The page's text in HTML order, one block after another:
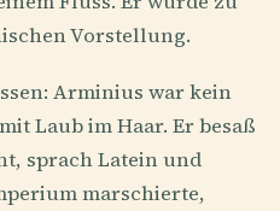
Vorstellung.
Arminius war kein
Laub im Haar. Er besaß
sprach Latein und
marschierte,